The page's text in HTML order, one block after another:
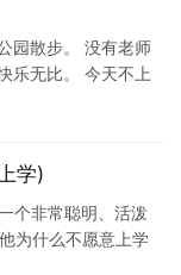
园散步。 没有老师
乐无比。 今天不上
学)
个非常聪明、活泼
为什么不愿意上学